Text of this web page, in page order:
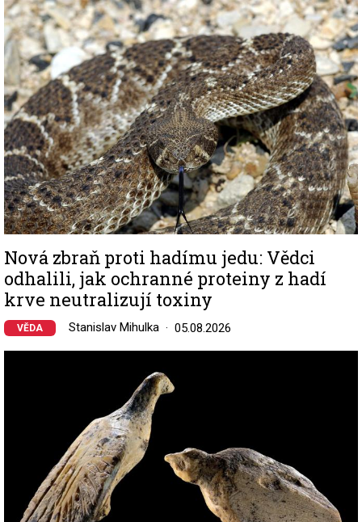
Image
Nová zbraň proti hadímu jedu: Vědci
odhalili, jak ochranné proteiny z hadí
krve neutralizují toxiny
VĚDA Stanislav Mihulka 05.08.2026